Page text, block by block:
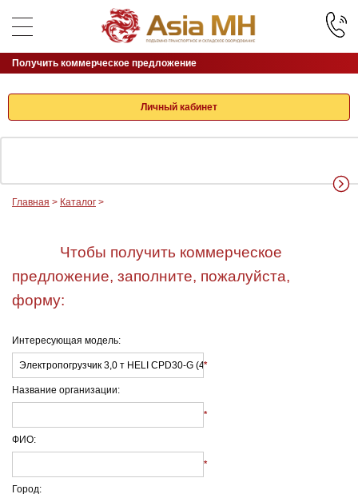
Личный кабинет
Главная > Каталог >
Получить коммерческое предложение
Чтобы получить коммерческое
предложение, заполните, пожалуйста,
форму:
Интересующая модель:
*
Название организации:
*
ФИО:
*
Город: